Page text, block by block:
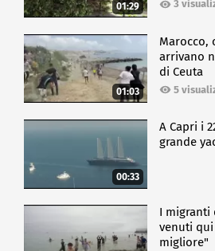
01:29 3
01:03
Marocco,
arrivano
di Ceuta
5
00:33
A Capri i
grande
I migranti
venuti
migliore"